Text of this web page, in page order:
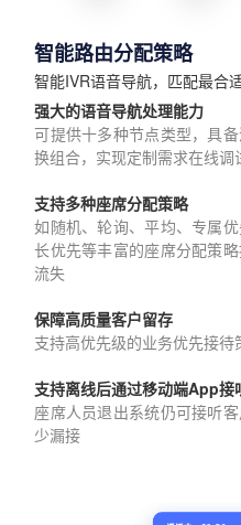
智能路由分配策略
智能IVR语音导航，匹配最合
强大的语音导航处理能力
可提供十多种节点类型，具
换组合，实现定制需求在线调
支持多种座席分配策略
如随机、轮询、平均、专属
长优先等丰富的座席分配策
流失
保障高质量客户留存
支持高优先级的业务优先接
支持离线后通过移动端App接
座席人员退出系统仍可接听
少漏接